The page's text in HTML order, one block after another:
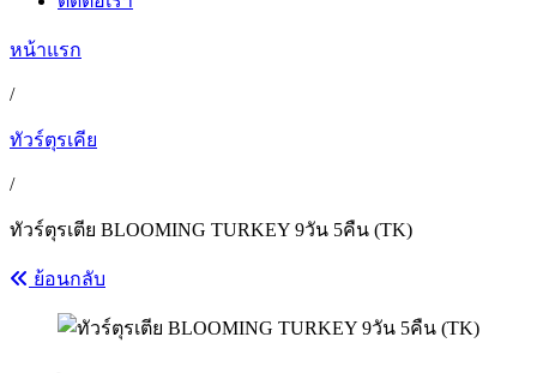
หน้าแรก
/
ทัวร์ตุรเคีย
/
ทัวร์ตุรเตีย BLOOMING TURKEY 9วัน 5คืน (TK)
ย้อนกลับ